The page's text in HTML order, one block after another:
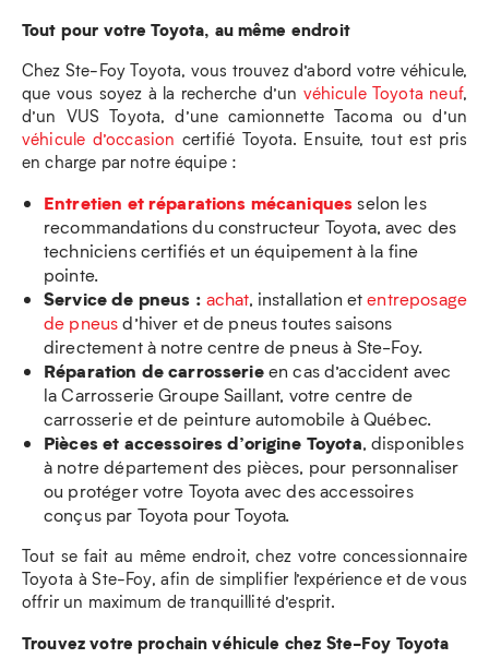
Tout pour votre Toyota, au même endroit
Chez Ste-Foy Toyota, vous trouvez d’abord votre véhicule,
que vous soyez à la recherche d’un véhicule Toyota neuf,
d’un VUS Toyota, d’une camionnette Tacoma ou d’un
véhicule d’occasion certifié Toyota. Ensuite, tout est pris
en charge par notre équipe :
Entretien et réparations mécaniquesselon les
recommandations du constructeur Toyota, avec des
techniciens certifiés et un équipement à la fine
pointe.
Service de pneus : achat, installation etentreposage
de pneusd’hiver et de pneus toutes saisons
directement à notre centre de pneus à Ste-Foy.
Réparation de carrosserieen cas d’accident avec
la Carrosserie Groupe Saillant, votre centre de
carrosserie et de peinture automobile à Québec.
Pièces et accessoires d’origine Toyota, disponibles
à notre département des pièces, pour personnaliser
ou protéger votre Toyota avec des accessoires
conçus par Toyota pour Toyota.
Tout se fait au même endroit, chez votre concessionnaire
Toyota à Ste-Foy, afin de simplifier l’expérience et de vous
offrir un maximum de tranquillité d’esprit.
Trouvez votre prochain véhicule chez Ste-Foy Toyota